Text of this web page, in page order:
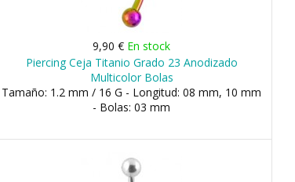
9,90 € En stock
Piercing Ceja Titanio Grado 23 Anodizado
Multicolor Bolas
Tamaño: 1.2 mm / 16 G - Longitud: 08 mm, 10 mm
- Bolas: 03 mm